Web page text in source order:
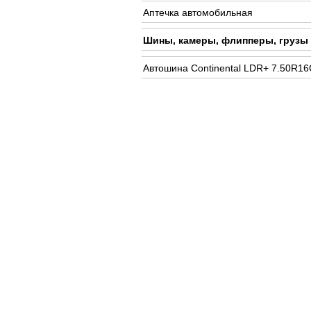
Аптечка автомобильная
Шины, камеры, флипперы, грузы
Автошина Continental LDR+